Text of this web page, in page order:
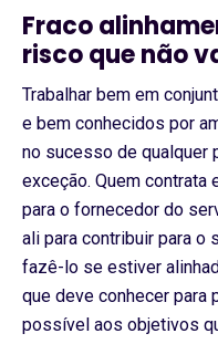
Fraco
risco que não
Trabalhar bem em
e bem conhecidos por
no sucesso de qualquer
exceção. Quem
para o fornecedor do
ali para contribuir para o
fazê-lo se estiver
que deve conhecer para
possível aos objetivos